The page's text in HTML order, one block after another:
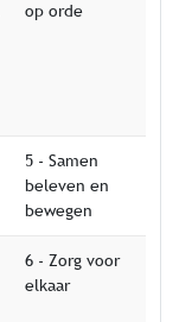
op orde
5 - Samen
beleven en
bewegen
6 - Zorg voor
elkaar